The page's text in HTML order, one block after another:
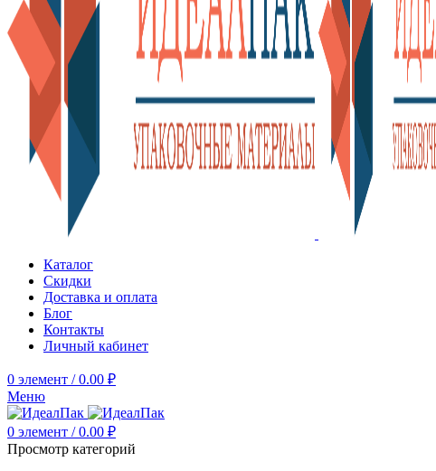
Каталог
Скидки
Доставка и оплата
Блог
Контакты
Личный кабинет
0 элемент / 0.00 ₽
Меню
0 элемент / 0.00 ₽
Просмотр категорий